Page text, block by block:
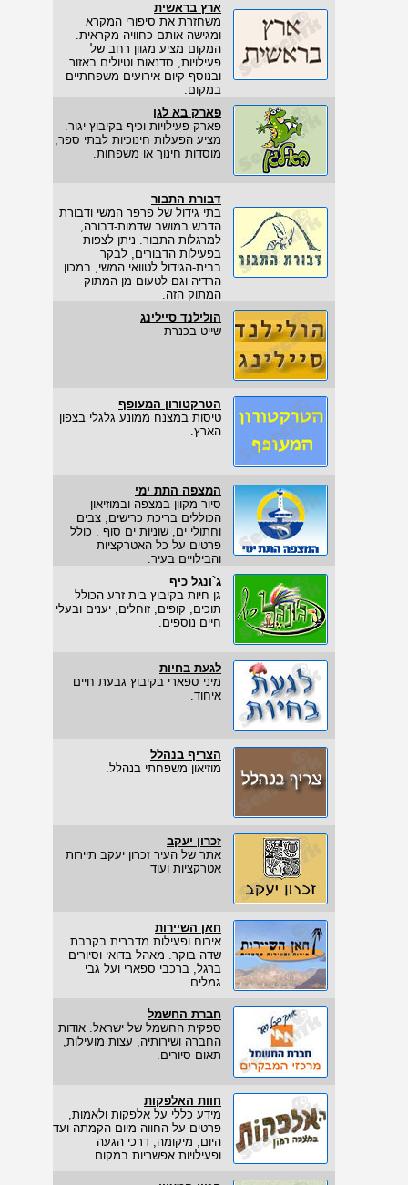
ארץ בראשית
משחזרת את סיפורי המקרא
ומגישה אותם כחוויה מקראית.
המקום מציע מגוון רחב של
פעילויות, סדנאות וטיולים באזור
ובנוסף קיום אירועים משפחתיים
במקום.
פארק בא לגן
פארק פעילויות וכיף בקיבוץ יגור.
מציע הפעלות חינוכיות לבתי ספר,
מוסדות חינוך או משפחות.
דבורת התבור
בתי גידול של פרפר המשי ודבורת
הדבש במושב שדמות-דבורה,
למרגלות התבור. ניתן לצפות
בפעילות הדבורים, לבקר
בבית-הגידול לטוואי המשי, במכון
הרדיה וגם לטעום מן המתוק
המתוק הזה.
הולילנד סיילינג
שייט בכנרת
הטרקטורון המעופף
טיסות במצנח ממונע גלגלי בצפון
הארץ.
המצפה התת ימי
סיור מקוון במצפה ובמוזיאון
הכוללים בריכת כרישים, צבים
וחתולי ים, שוניות ים סוף . כולל
פרטים על כל האטרקציות
והבילויים בעיר.
ג`ונגל כיף
גן חיות בקיבוץ בית זרע הכולל
תוכים, קופים, זוחלים, יענים ובעלי
חיים נוספים.
לגעת בחיות
מיני ספארי בקיבוץ גבעת חיים
איחוד.
הצריף בנהלל
מוזיאון משפחתי בנהלל.
זכרון יעקב
אתר של העיר זכרון יעקב תיירות
אטרקציות ועוד
חאן השיירות
אירוח ופעילות מדברית בקרבת
שדה בוקר. מאהל בדואי וסיורים
ברגל, ברכבי ספארי ועל גבי
גמלים.
חברת החשמל
ספקית החשמל של ישראל. אודות
החברה ושירותיה, עצות מועילות,
תאום סיורים.
חוות האלפקות
מידע כללי על אלפקות ולאמות,
פרטים על החווה מיום הקמתה ועד
היום, מיקומה, דרכי הגעה
ופעילויות אפשריות במקום.